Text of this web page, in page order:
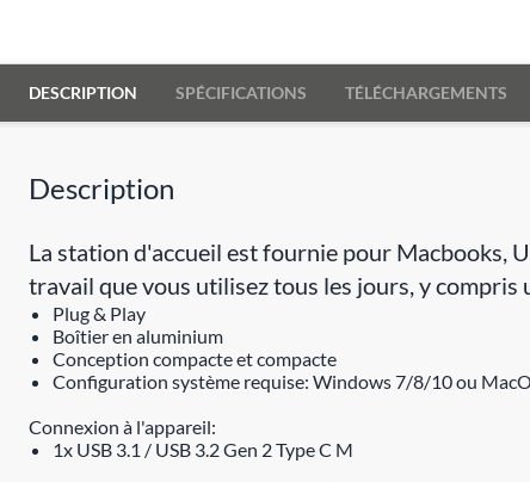
DESCRIPTION SPÉCIFICATIONS TÉLÉCHARGEMENTS
Description
La station d'accueil est fournie pour Macbooks,
travail que vous utilisez tous les jours, y
Plug & Play
Boîtier en aluminium
Conception compacte et compacte
Configuration système requise: Windows 7/8/10 ou
Connexion à l'appareil:
1x USB 3.1 / USB 3.2 Gen 2 Type C M